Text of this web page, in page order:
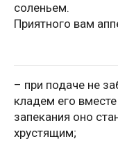
соленьем.
Приятного вам
– при подаче не
кладем его
запекания оно
хрустящим;